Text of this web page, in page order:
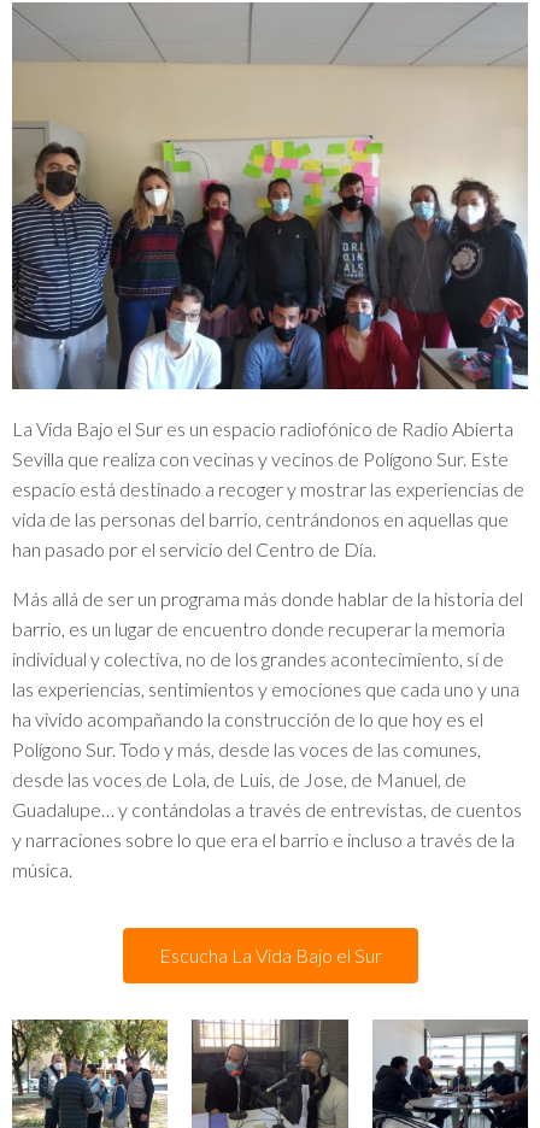
La Vida Bajo el Sur es un espacio radiofónico de Radio Abierta
Sevilla que realiza con vecinas y vecinos de Polígono Sur. Este
espacio está destinado a recoger y mostrar las experiencias de
vida de las personas del barrio, centrándonos en aquellas que
han pasado por el servicio del Centro de Día.
Más allá de ser un programa más donde hablar de la historia del
barrio, es un lugar de encuentro donde recuperar la memoria
individual y colectiva, no de los grandes acontecimiento, sí de
las experiencias, sentimientos y emociones que cada uno y una
ha vivido acompañando la construcción de lo que hoy es el
Polígono Sur. Todo y más, desde las voces de las comunes,
desde las voces de Lola, de Luis, de Jose, de Manuel, de
Guadalupe… y contándolas a través de entrevistas, de cuentos
y narraciones sobre lo que era el barrio e incluso a través de la
música.
Escucha La Vida Bajo el Sur